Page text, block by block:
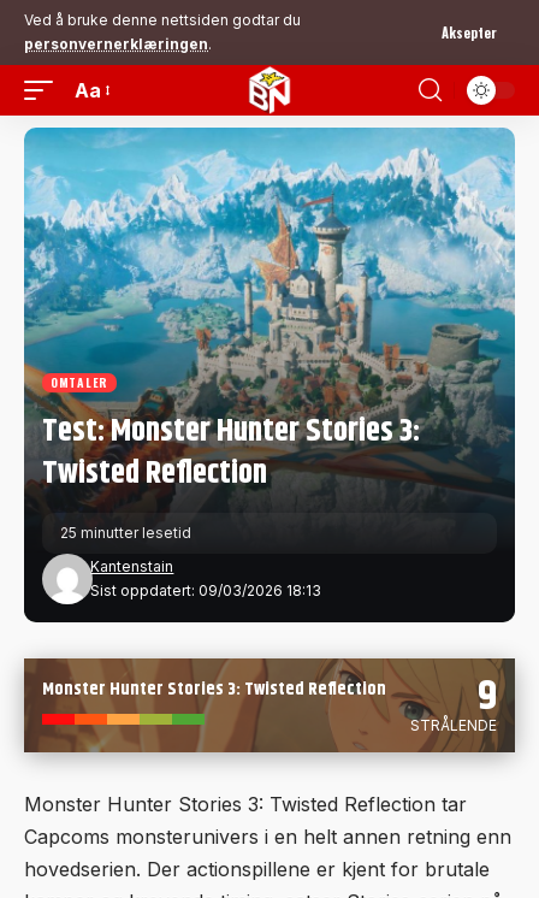
Ved å bruke denne nettsiden godtar du
personvernerklæringen.
Aksepter
Aa
OMTALER
Test: Monster Hunter Stories 3:
Twisted Reflection
Sist oppdatert: 09/03/2026 18:13
Kantenstain
25 minutter lesetid
9
STRÅLENDE
Monster Hunter Stories 3: Twisted Reflection
Monster Hunter Stories 3: Twisted Reflection tar
Capcoms monsterunivers i en helt annen retning enn
hovedserien. Der actionspillene er kjent for brutale